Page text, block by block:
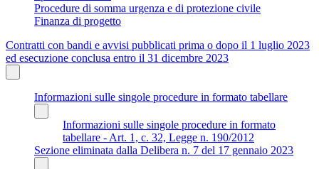
Procedure di somma urgenza e di protezione civile
Finanza di progetto
Contratti con bandi e avvisi pubblicati prima o dopo il 1 luglio 2023
ed esecuzione conclusa entro il 31 dicembre 2023
Informazioni sulle singole procedure in formato tabellare
Informazioni sulle singole procedure in formato
tabellare - Art. 1, c. 32, Legge n. 190/2012
Sezione eliminata dalla Delibera n. 7 del 17 gennaio 2023